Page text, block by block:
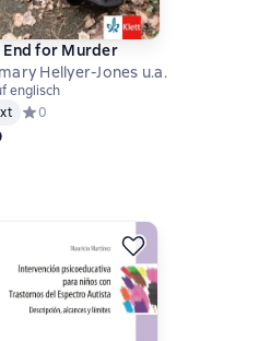
End for Murder
Rosemary Hellyer-Jones u.a.
englisch
Средний рейтинг 0 на основе 0
0